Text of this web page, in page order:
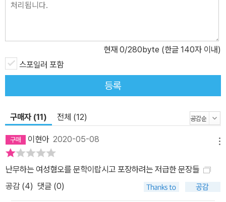
계 이해 및 관념에 대한 거부이”며, “세계와 존재에 대한 말 그대로의
기억의 문법이다. 이것은 시인의 사랑의 추억과 그리움의 밀도를 제
대로 측정할 수 있는 열쇠가 된다. 충만보다는 상실과 결락, 별리로 가
득 찬 기억의 성질이야말로 그의 시 세계를 낭만적 경향으로 흐르게
하거니와, 그에 따른 애수와 그리움을 ‘누구나’ 경험했을 법한 공동의
식화한 『상처적 체질』은 처량하게 용도 폐기한 ‘감상’이 오히려 힘이
었고 앞으로도 그럴 수 있음을 고지하는 역설적 텍스트이다. 류근은
‘감상’의 힘을 대중의 감각에 의지한 통속미와, 비극과 희극의 기우뚱
한 균형 속에서 인간사의 본질을 통찰하는 희비극에서 발견한 듯싶
현재 0/280byte (한글 140자 이내)
스포일러 포함
등록
구매자 (11) 전체 (12)
이현아2020-05-08
난무하는 여성혐오를 문학이랍시고 포장하려는 저급한 문장들
공감 (4) 댓글 (0)